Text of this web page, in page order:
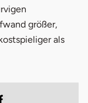
größer,
als